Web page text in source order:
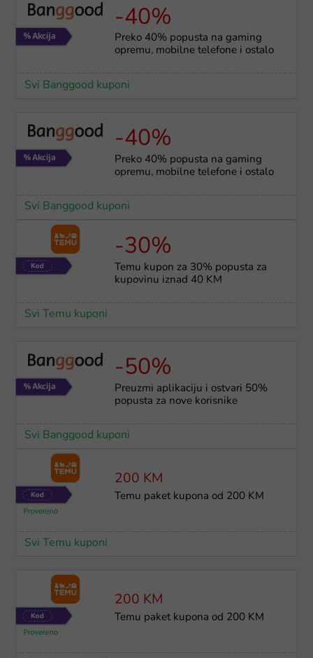
-40%
Preko 40% popusta na gaming
opremu, mobilne telefone i ostalo
Svi Banggood kuponi
-40%
Preko 40% popusta na gaming
opremu, mobilne telefone i ostalo
Svi Banggood kuponi
-30%
Temu kupon za 30% popusta za
kupovinu iznad 40 KM
Svi Temu kuponi
-50%
Preuzmi aplikaciju i ostvari 50%
popusta za nove korisnike
Svi Banggood kuponi
200 KM
Temu paket kupona od 200 KM
Svi Temu kuponi
200 KM
Temu paket kupona od 200 KM